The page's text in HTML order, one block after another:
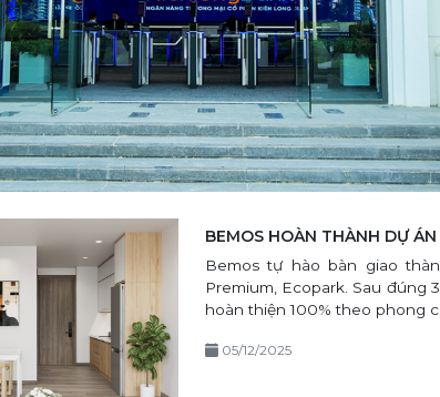
BEMOS HOÀN THÀNH DỰ
Bemos tự hào bàn giao
Premium, Ecopark. Sau đúng
hoàn thiện 100% theo phong
05/12/2025